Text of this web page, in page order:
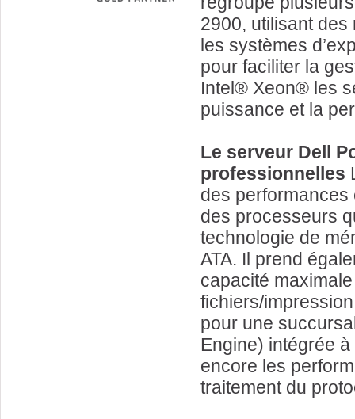
2900, utilisant
les systèmes
pour faciliter la
Intel® Xeon® les
puissance et la
Le serveur Dell
professionnelles
des
des processeurs
technologie de
ATA. Il prend
capacité
fichiers/
pour une
Engine) intégrée
encore les
traitement du